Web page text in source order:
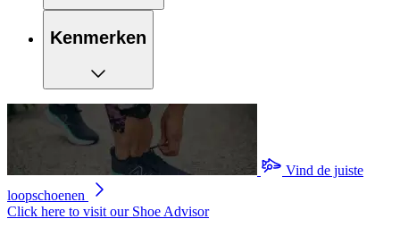
Kenmerken
Vind de juiste
loopschoenen
Click here to visit our Shoe Advisor